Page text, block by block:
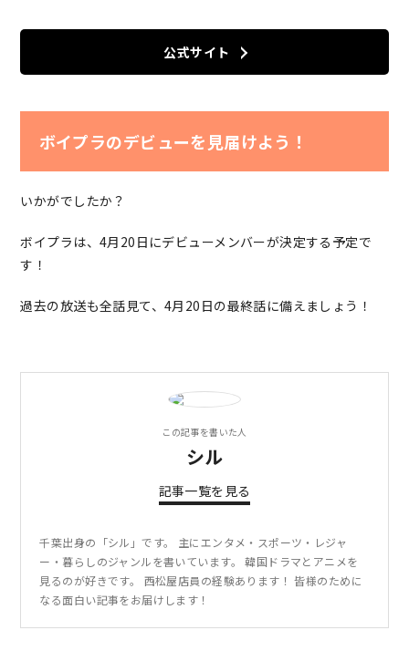
公式サイト
ボイプラのデビューを見届けよう！
いかがでしたか？
ボイプラは、4月20日にデビューメンバーが決定する予定で
す！
過去の放送も全話見て、4月20日の最終話に備えましょう！
この記事を書いた人
シル
記事一覧を見る
千葉出身の「シル」です。 主にエンタメ・スポーツ・レジャ
ー・暮らしのジャンルを書いています。 韓国ドラマとアニメを
見るのが好きです。 西松屋店員の経験あります！ 皆様のために
なる面白い記事をお届けします！